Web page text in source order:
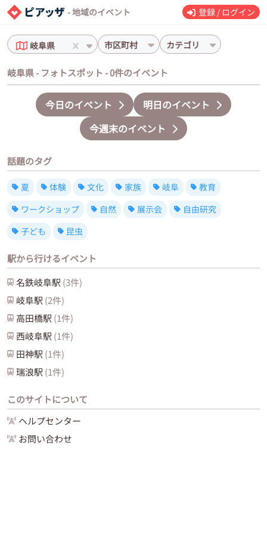
- 地域のイベント 登録 / ログイン
岐阜県 市区町村 カテゴリ
岐阜県 - フォトスポット - 0件のイベント
今日のイベント
明日のイベント
今週末のイベント
話題のタグ
夏 体験 文化 家族 岐阜
教育
ワークショップ
自然 展示会
自由研究
子ども
昆虫
駅から行けるイベント
名鉄岐阜駅 (3件)
岐阜駅 (2件)
高田橋駅 (1件)
西岐阜駅 (1件)
田神駅 (1件)
瑞浪駅 (1件)
このサイトについて
ヘルプセンター
お問い合わせ